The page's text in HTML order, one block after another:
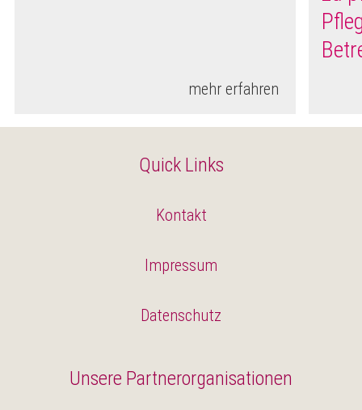
mehr erfahren
Unsere Partnerorganisationen
Quick Links
Kontakt
Impressum
Datenschutz